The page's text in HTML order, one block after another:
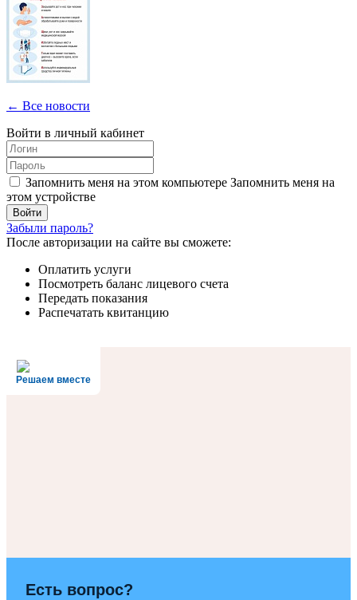
← Все новости
Войти в личный кабинет
Запомнить меня на этом компьютере Запомнить меня на
этом устройстве
Забыли пароль?
После авторизации на сайте вы сможете:
Оплатить услуги
Посмотреть баланс лицевого счета
Передать показания
Распечатать квитанцию
Решаем вместе
Есть вопрос?